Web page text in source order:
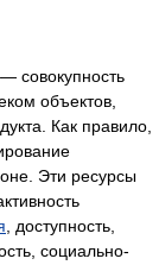
совокупность
объектов,
Как правило,
Эти ресурсы
, доступность,
социально-